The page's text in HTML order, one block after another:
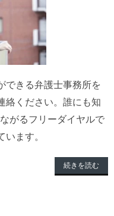
できる弁護士事務所を
絡ください。誰にも知
がるフリーダイヤルで
ます。
続きを読む